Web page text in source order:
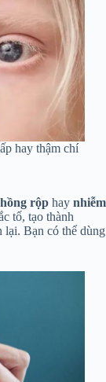
hay thậm chí
rộp hay nhiễm
tố, tạo thành
lại. Bạn có thể dùng